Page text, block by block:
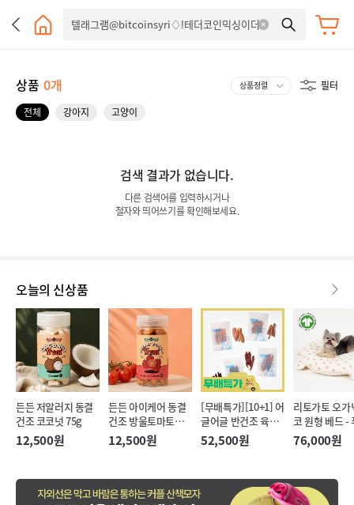
상품 0개
필터
전체
강아지 고양이
검색 결과가 없습니다.
다른 검색어를 입력하시거나
철자와 띄어쓰기를 확인해보세요.
오늘의 신상품
든든 저알러지 동결
건조 코코넛 75g
12,500원
든든 아이케어 동결
건조 방울토마토
20g
12,500원
[무배특가][10+1] 어
글어글 반건조 육포
50g 4종 대용량
52,500원
리토가토 오가
코 원형 베드 -
76,000원